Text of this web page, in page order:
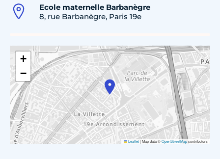
Ecole maternelle Barbanègre
8, rue Barbanègre, Paris 19e
+
−
Leaflet|Map data ©OpenStreetMapcontributors